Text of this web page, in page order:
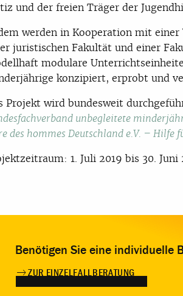
und der freien Träger der
werden in Kooperation mit einer
juristischen Fakultät und einer
modulare
konzipiert, erprobt und
Projekt wird bundesweit
unbegleitete
des hommes Deutschland e.V. – Hilfe
1. Juli 2019 bis 30. Juni
Benötigen Sie eine individuelle
ZUR EINZELFALLBERATUNG